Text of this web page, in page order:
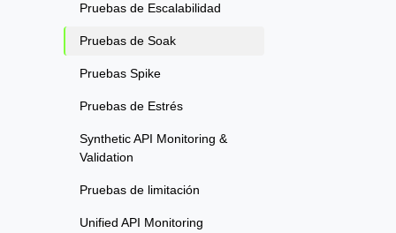
Pruebas de Escalabilidad
Pruebas de Soak
Pruebas Spike
Pruebas de Estrés
Synthetic API Monitoring &
Validation
Pruebas de limitación
Unified API Monitoring